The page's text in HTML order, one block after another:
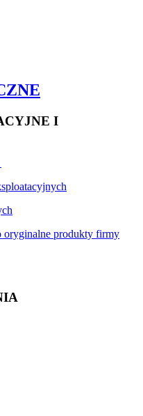
I
oryginalne produkty firmy